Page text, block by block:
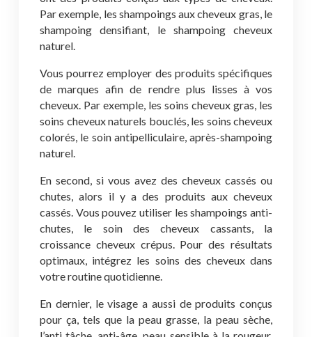
Par exemple, les shampoings aux cheveux gras, le
shampoing densifiant, le shampoing cheveux
naturel.
Vous pourrez employer des produits spécifiques
de marques afin de rendre plus lisses à vos
cheveux. Par exemple, les soins cheveux gras, les
soins cheveux naturels bouclés, les soins cheveux
colorés, le soin antipelliculaire, après-shampoing
naturel.
En second, si vous avez des cheveux cassés ou
chutes, alors il y a des produits aux cheveux
cassés. Vous pouvez utiliser les shampoings anti-
chutes, le soin des cheveux cassants, la
croissance cheveux crépus. Pour des résultats
optimaux, intégrez les soins des cheveux dans
votre routine quotidienne.
En dernier, le visage a aussi de produits conçus
pour ça, tels que la peau grasse, la peau sèche,